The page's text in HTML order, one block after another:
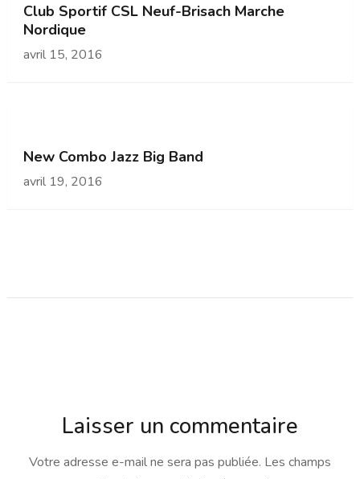
Club Sportif CSL Neuf-Brisach Marche
Nordique
avril 15, 2016
New Combo Jazz Big Band
avril 19, 2016
Laisser un commentaire
Votre adresse e-mail ne sera pas publiée. Les champs